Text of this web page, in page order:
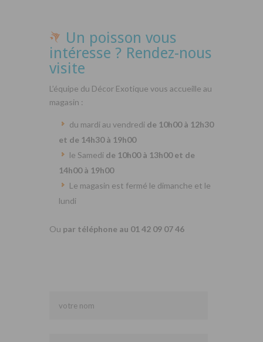
Un poisson vous
intéresse ? Rendez-nous
visite
L’équipe du Décor Exotique vous accueille au
magasin :
du mardi au vendredi de 10h00 à 12h30
et de 14h30 à 19h00
le Samedi de 10h00 à 13h00 et de
14h00 à 19h00
Le magasin est fermé le dimanche et le
lundi
Ou par téléphone au 01 42 09 07 46